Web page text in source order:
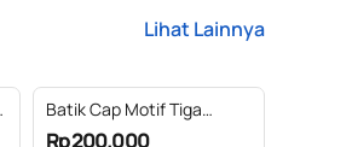
Lihat Lainnya
Batik Cap Motif Tiga
Dimensi Ikan Etong
Rp200.000